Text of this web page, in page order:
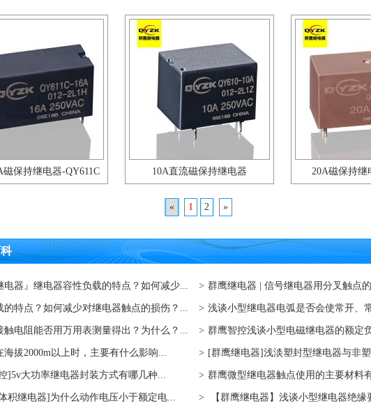
磁保持继电器-QY611C 10A直流磁保持继电器 20A磁保持继
« 1 2 »
电器』继电器容性负载的特点？如何减少... > 群鹰继电器 | 信号继电器用分叉触点
的特点？如何减少对继电器触点的损伤？... > 浅谈小型继电器电弧是否会使常开、
触电阻能否用万用表测量得出？为什么？... > 群鹰智控浅谈小型电磁继电器的额定
海拔2000m以上时，主要有什么影响... > [群鹰继电器]浅淡塑封型继电器与非
]5v大功率继电器封装方式有哪几种... > 群鹰微型继电器触点使用的主要材料
积继电器]为什么动作电压小于额定电... > 【群鹰继电器】浅谈小型继电器绝缘